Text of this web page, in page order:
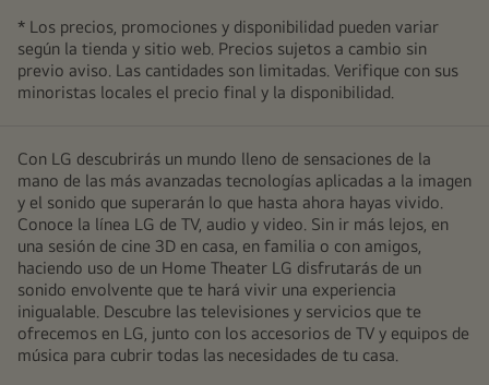
* Los precios, promociones y disponibilidad pueden variar
según la tienda y sitio web. Precios sujetos a cambio sin
previo aviso. Las cantidades son limitadas. Verifique con sus
minoristas locales el precio final y la disponibilidad.
Con LG descubrirás un mundo lleno de sensaciones de la
mano de las más avanzadas tecnologías aplicadas a la imagen
y el sonido que superarán lo que hasta ahora hayas vivido.
Conoce la línea LG de TV, audio y video. Sin ir más lejos, en
una sesión de cine 3D en casa, en familia o con amigos,
haciendo uso de un Home Theater LG disfrutarás de un
sonido envolvente que te hará vivir una experiencia
inigualable. Descubre las televisiones y servicios que te
ofrecemos en LG, junto con los accesorios de TV y equipos de
música para cubrir todas las necesidades de tu casa.